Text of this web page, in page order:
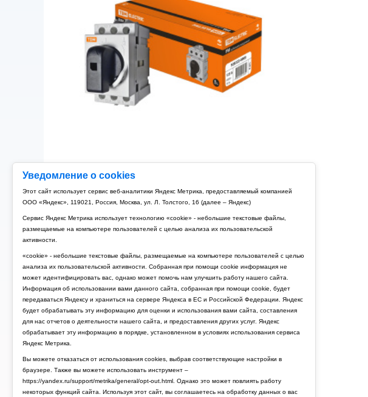
Уведомление о cookies
Этот сайт использует сервис веб-аналитики Яндекс Метрика, предоставляемый компанией
ООО «Яндекс», 119021, Россия, Москва, ул. Л. Толстого, 16 (далее – Яндекс)
Сервис Яндекс Метрика использует технологию «cookie» - небольшие текстовые файлы,
размещаемые на компьютере пользователей с целью анализа их пользовательской
активности.
«cookie» - небольшие текстовые файлы, размещаемые на компьютере пользователей с целью
анализа их пользовательской активности. Собранная при помощи cookie информация не
может идентифицировать вас, однако может помочь нам улучшить работу нашего сайта.
Информация об использовании вами данного сайта, собранная при помощи cookie, будет
передаваться Яндексу и храниться на сервере Яндекса в ЕС и Российской Федерации. Яндекс
будет обрабатывать эту информацию для оценки и использования вами сайта, составления
для нас отчетов о деятельности нашего сайта, и предоставления других услуг. Яндекс
обрабатывает эту информацию в порядке, установленном в условиях использования сервиса
Яндекс Метрика.
Вы можете отказаться от использования cookies, выбрав соответствующие настройки в
браузере. Также вы можете использовать инструмент –
https://yandex.ru/support/metrika/general/opt-out.html. Однако это может повлиять работу
некоторых функций сайта. Используя этот сайт, вы соглашаетесь на обработку данных о вас